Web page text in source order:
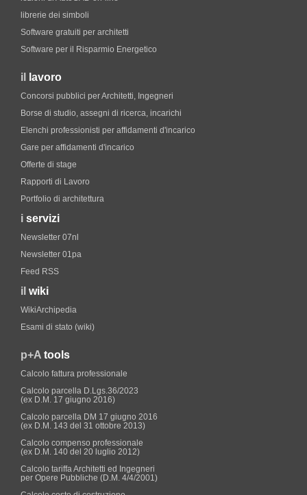
librerie dei simboli
Software gratuiti per architetti
Software per il Risparmio Energetico
il lavoro
Concorsi pubblici per Architetti, Ingegneri
Borse di studio, assegni di ricerca, incarichi
Elenchi professionisti per affidamenti d'incarico
Gare per affidamenti d'incarico
Offerte di stage
Rapporti di Lavoro
Portfolio di architettura
i servizi
Newsletter 07nl
Newsletter 01pa
Feed RSS
il wiki
WikiArchipedia
Esami di stato (wiki)
p+A tools
Calcolo fattura professionale
Calcolo parcella D.Lgs.36/2023
(ex D.M. 17 giugno 2016)
Calcolo parcella DM 17 giugno 2016
(ex D.M. 143 del 31 ottobre 2013)
Calcolo compenso professionale
(ex D.M. 140 del 20 luglio 2012)
Calcolo tariffa Architetti ed Ingegneri
per Opere Pubbliche (D.M. 4/4/2001)